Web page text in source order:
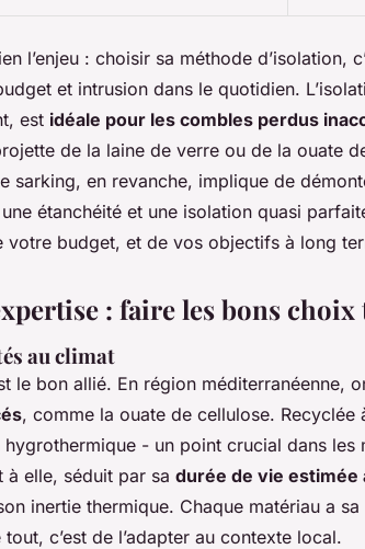
l’enjeu : choisir sa méthode d’isolation,
et intrusion dans le quotidien.
est idéale pour les combles perdus
de la laine de verre ou de la ouate
sarking, en revanche, implique de
étanchéité et une isolation quasi
votre budget, et de vos objectifs à long
: faire les bons
au climat
le bon allié. En région méditerranéenne,
, comme la ouate de cellulose.
- un point crucial dans les
à elle, séduit par sa durée de vie estimée
inertie thermique. Chaque matériau a
c’est de l’adapter au contexte local.